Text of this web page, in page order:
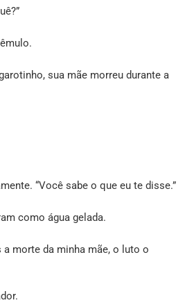
sua mãe morreu durante a
“Você sabe o que eu te disse.”
como água gelada.
a morte da minha mãe, o luto o